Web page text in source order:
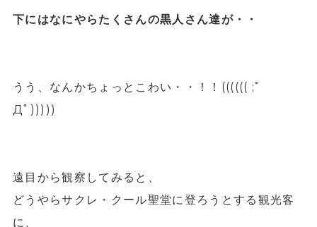
下にはなにやらたくさんの黒人さん達が・・
うう、なんかちょっとこわい・・！！(((((( ;ﾟ
Дﾟ)))))
遠目から観察してみると、
どうやらサクレ・クール聖堂に登ろうとする観光客
に、